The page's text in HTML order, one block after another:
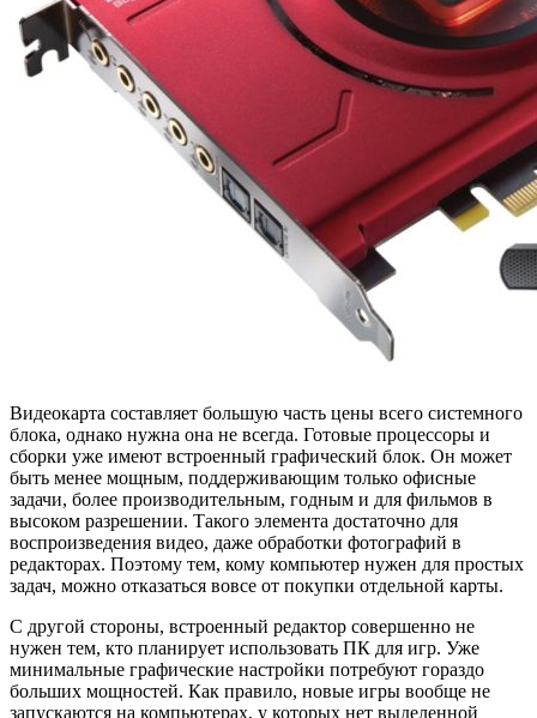
Видеокарта составляет большую часть цены всего системного
блока, однако нужна она не всегда. Готовые процессоры и
сборки уже имеют встроенный графический блок. Он может
быть менее мощным, поддерживающим только офисные
задачи, более производительным, годным и для фильмов в
высоком разрешении. Такого элемента достаточно для
воспроизведения видео, даже обработки фотографий в
редакторах. Поэтому тем, кому компьютер нужен для простых
задач, можно отказаться вовсе от покупки отдельной карты.
С другой стороны, встроенный редактор совершенно не
нужен тем, кто планирует использовать ПК для игр. Уже
минимальные графические настройки потребуют гораздо
больших мощностей. Как правило, новые игры вообще не
запускаются на компьютерах, у которых нет выделенной